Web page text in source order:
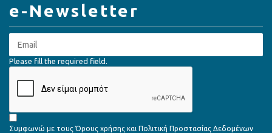
e-Newsletter
Please fill the required field.
Συμφωνώ με τουςΌρους χρήσης και Πολιτική Προστασίας Δεδομένων